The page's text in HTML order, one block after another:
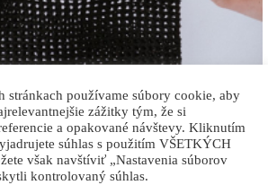
stránkach používame súbory cookie, aby
zážitky tým, že si
a opakované návštevy. Kliknutím
súhlas s použitím VŠETKÝCH
však navštíviť „Nastavenia súborov
kontrolovaný súhlas.